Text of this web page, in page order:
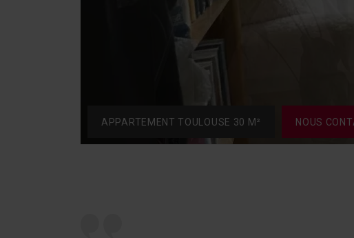
APPARTEMENT TOULOUSE 30 M² NOUS